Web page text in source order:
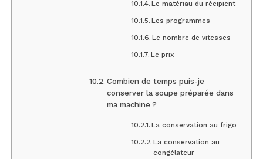
Le matériau du récipient
Les programmes
Le nombre de vitesses
Le prix
Combien de temps puis-je
conserver la soupe préparée dans
ma machine ?
La conservation au frigo
La conservation au
congélateur